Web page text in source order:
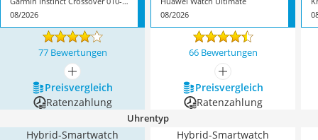
08/2026
08/2026
77 Bewertungen 66 Bewertungen
mehr anzeigen
mehr anzeigen
Preis­vergleich
Preis­vergleich
Ratenzahlung
Ratenzahlung
Uhrentyp
Hybrid-Smartwatch Hybrid-Smartwatch